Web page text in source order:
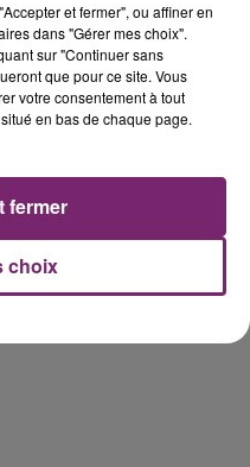
du 12 Août 2026
pour la Gironde
et fermer", ou affiner en
dans "Gérer mes choix".
sur "Continuer sans
que pour ce site. Vous
votre consentement à tout
en bas de chaque page.
choix
fermer